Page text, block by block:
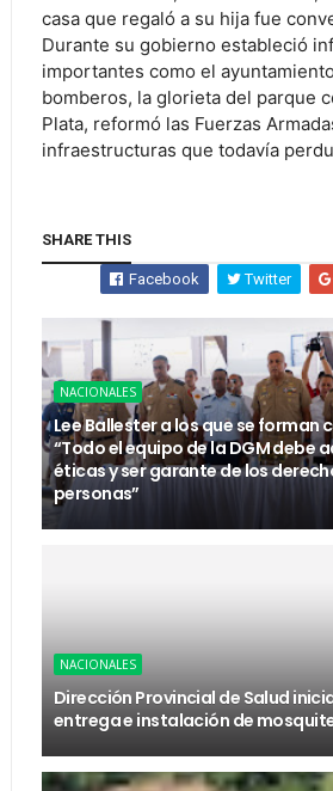
casa que regaló a su hija fue
Durante su gobierno estableció
importantes como el
bomberos, la glorieta del parque
Plata, reformó las Fuerzas
infraestructuras que todavía
SHARE THIS
Facebook Twitter
NACIONALES
Lee Ballester a los que se forman
“Todo el equipo de la DGM debe
éticas y ser garante de los
personas”
NACIONALES
Dirección Provincial de Salud
entrega e instalación de